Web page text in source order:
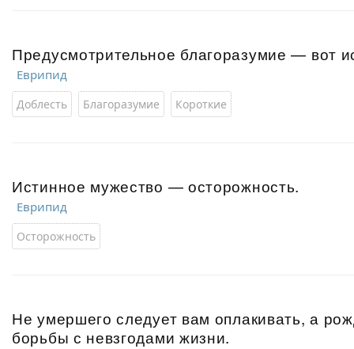
Предусмотрительное благоразумие — вот
Еврипид
Доблесть Благоразумие Короткие
Истинное мужество — осторожность.
Еврипид
Осторожность
Не умершего следует вам оплакивать, а
борьбы с невзгодами жизни.